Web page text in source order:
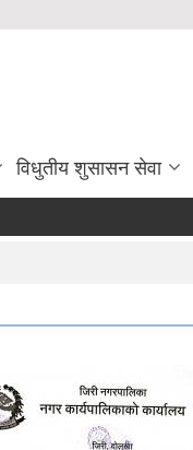
विधुतीय शुसासन सेवा